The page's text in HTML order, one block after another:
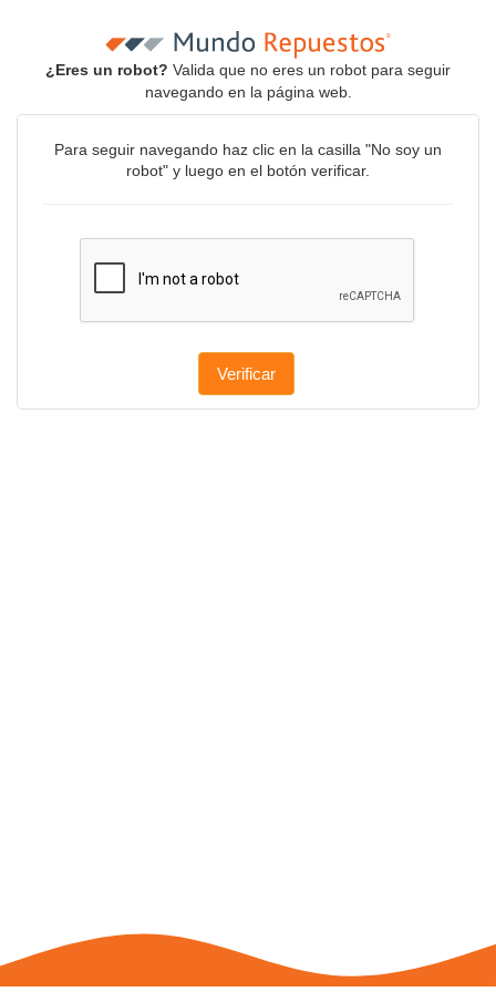
¿Eres un robot? Valida que no eres un robot para seguir
navegando en la página web.
Para seguir navegando haz clic en la casilla "No soy un
robot" y luego en el botón verificar.
Verificar